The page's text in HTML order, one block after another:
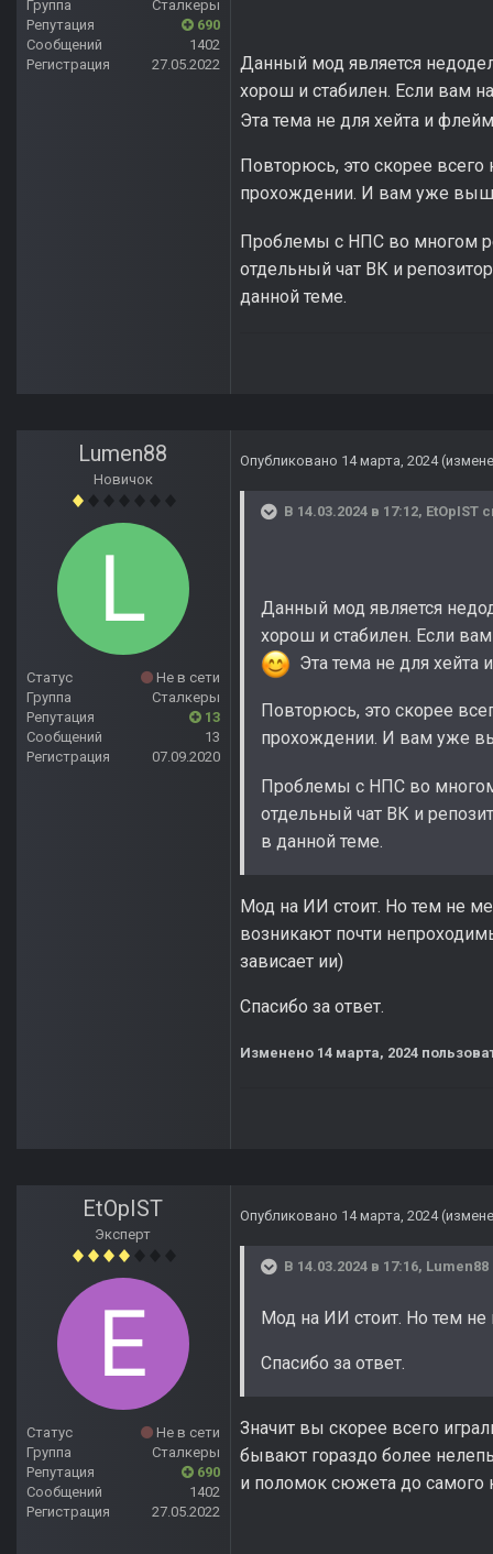
Группа
Сталкеры
Репутация
690
Сообщений
1402
Регистрация
27.05.2022
Данный мод является
хорош и стабилен. Если вам
Эта тема не для хейта и
Повторюсь, это скорее
прохождении. И вам уже
Проблемы с НПС во многом
отдельный чат ВК и
данной теме.
Lumen88
Новичок
Статус
Не в сети
Группа
Сталкеры
Репутация
13
Сообщений
13
Регистрация
07.09.2020
Опубликовано 14 марта, 2024
В 14.03.2024 в 17:12, EtOpIST
Данный мод является
хорош и стабилен. Если
Эта тема не для
Повторюсь, это скорее
прохождении. И вам уже
Проблемы с НПС во
отдельный чат ВК и
в данной теме.
Мод на ИИ стоит. Но тем не
возникают почти
зависает ии)
Спасибо за ответ.
Изменено 14 марта, 2024
EtOpIST
Эксперт
Статус
Не в сети
Группа
Сталкеры
Репутация
690
Сообщений
1402
Регистрация
27.05.2022
Опубликовано 14 марта, 2024
В 14.03.2024 в 17:16, Lumen88
Мод на ИИ стоит. Но тем
Спасибо за ответ.
Значит вы скорее всего
бывают гораздо более
и поломок сюжета до самого